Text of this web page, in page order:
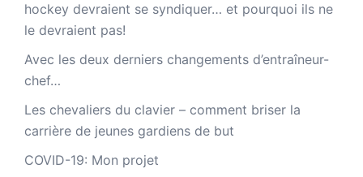
hockey devraient se syndiquer… et pourquoi ils ne
le devraient pas!
Avec les deux derniers changements d’entraîneur-
chef…
Les chevaliers du clavier – comment briser la
carrière de jeunes gardiens de but
COVID-19: Mon projet